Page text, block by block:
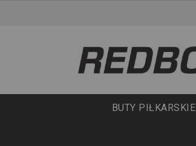
BUTY PIŁKARSKIE